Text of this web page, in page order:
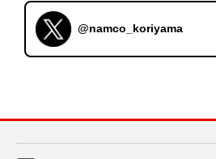
@namco_koriyama